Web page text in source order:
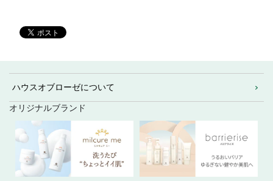
ハウスオブローゼについて
オリジナルブランド